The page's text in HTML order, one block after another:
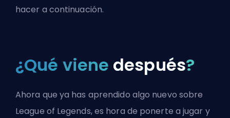
hacer a continuación.
¿Qué viene después?
Ahora que ya has aprendido algo nuevo sobre
League of Legends, es hora de ponerte a jugar y